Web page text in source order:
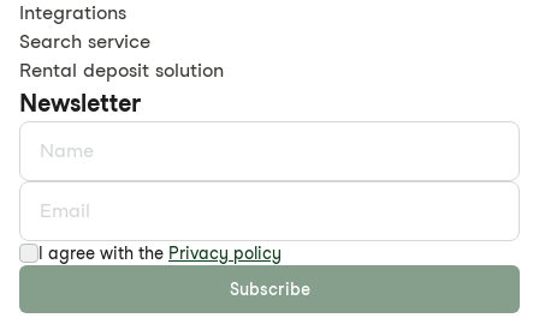
Integrations
Search service
Rental deposit solution
Newsletter
I agree with the Privacy policy
Subscribe